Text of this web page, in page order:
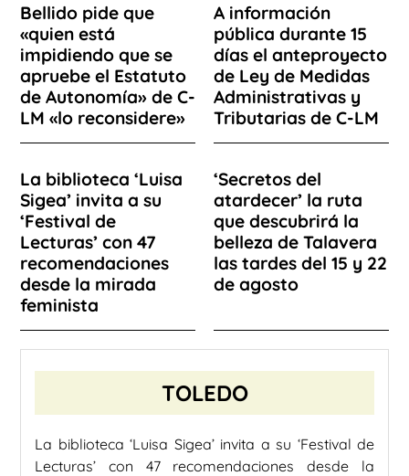
Bellido pide que
«quien está
impidiendo que se
apruebe el Estatuto
de Autonomía» de C-
LM «lo reconsidere»
A información
pública durante 15
días el anteproyecto
de Ley de Medidas
Administrativas y
Tributarias de C-LM
La biblioteca ‘Luisa
Sigea’ invita a su
‘Festival de
Lecturas’ con 47
recomendaciones
desde la mirada
feminista
‘Secretos del
atardecer’ la ruta
que descubrirá la
belleza de Talavera
las tardes del 15 y 22
de agosto
TOLEDO
La biblioteca ‘Luisa Sigea’ invita a su ‘Festival de
Lecturas’ con 47 recomendaciones desde la